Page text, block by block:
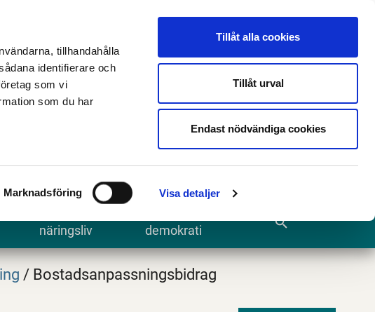
tillhandahålla
identifierare och
som vi
som du har
Marknadsföring Visa detaljer
Tillåt alla cookies
Tillåt urval
Endast nödvändiga cookies
E-tjänster och blanketter Translate
Sök
näringsliv
demokrati
search
/ Bostadsanpassningsbidrag